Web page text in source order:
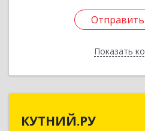
Отправить
Показать
Отправить
КУТНИЙ.РУ